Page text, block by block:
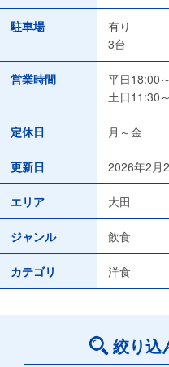
駐車場
有り
3台
営業時間
平日18:00
土日11:30
定休日 月～金
更新日 2026年2月
エリア 大田
ジャンル 飲食
カテゴリ 洋食
絞り込